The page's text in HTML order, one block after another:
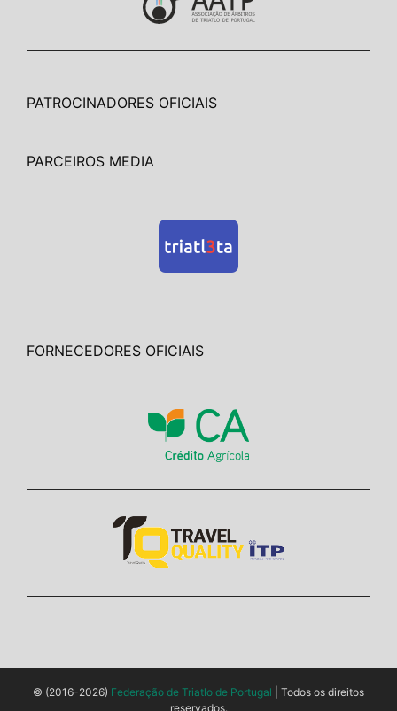
PATROCINADORES OFICIAIS
PARCEIROS MEDIA
FORNECEDORES OFICIAIS
© (2016-2026) Federação de Triatlo de Portugal | Todos os direitos
reservados.